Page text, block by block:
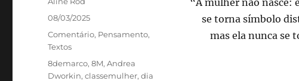
se torna símbolo
mas ela nunca se
Publicado
08/03/2025
Categorias
Comentário, Pensamento,
Textos
Tags
8demarco,8M,Andrea
Dworkin,classemulher,dia